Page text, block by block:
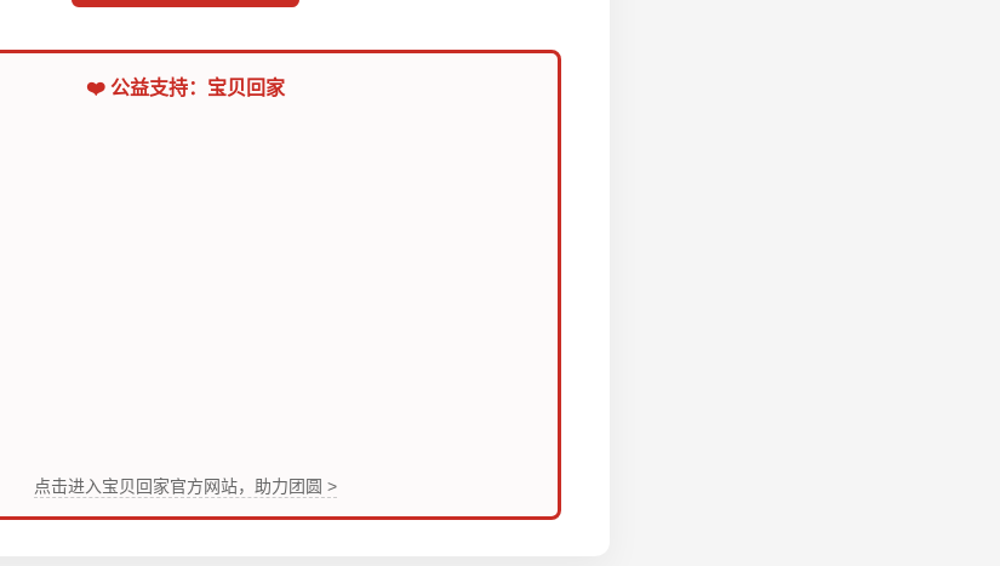
❤️ 公益支持：宝贝回家
点击进入宝贝回家官方网站，助力团圆 >